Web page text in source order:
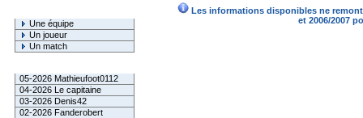
Une équipe
Un joueur
Un match
05-2026 Mathieufoot0112
04-2026 Le capitaine
03-2026 Denis42
02-2026 Fanderobert
Les informations disponibles ne
et 2006/2007